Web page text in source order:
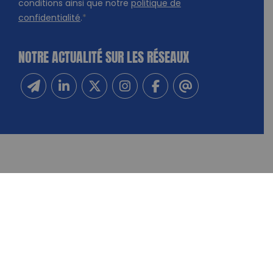
conditions ainsi que notre politique de
confidentialité.*
NOTRE ACTUALITÉ SUR LES RÉSEAUX